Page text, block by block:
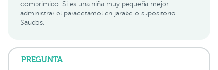
comprimido. Si es una niña muy pequeña mejor
administrar el paracetamol en jarabe o supositorio.
Saudos.
PREGUNTA